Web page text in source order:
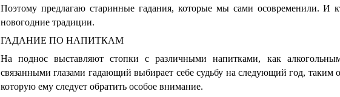
Поэтому предлагаю старинные гадания, которые мы сами осовременили. И
новогодние традиции.
ГАДАНИЕ ПО НАПИТКАМ
На поднос выставляют стопки с различными напитками, как
связанными глазами гадающий выбирает себе судьбу на следующий год, таким
которую ему следует обратить особое внимание.